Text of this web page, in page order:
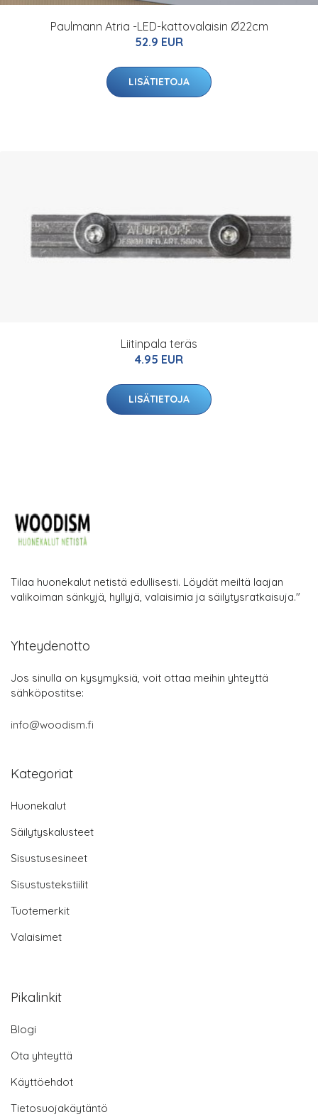
Paulmann Atria -LED-kattovalaisin Ø22cm
52.9 EUR
LISÄTIETOJA
Liitinpala teräs
4.95 EUR
LISÄTIETOJA
Tilaa huonekalut netistä edullisesti. Löydät meiltä laajan
valikoiman sänkyjä, hyllyjä, valaisimia ja säilytysratkaisuja."
Yhteydenotto
Jos sinulla on kysymyksiä, voit ottaa meihin yhteyttä
sähköpostitse:
info@woodism.fi
Kategoriat
Huonekalut
Säilytyskalusteet
Sisustusesineet
Sisustustekstiilit
Tuotemerkit
Valaisimet
Pikalinkit
Blogi
Ota yhteyttä
Käyttöehdot
Tietosuojakäytäntö